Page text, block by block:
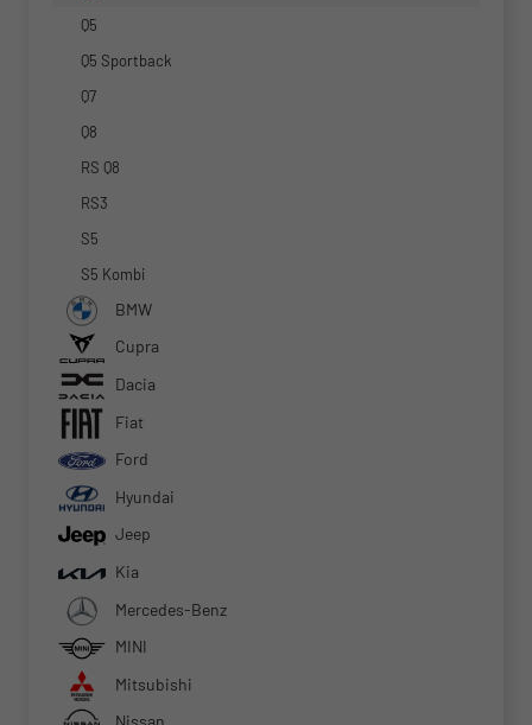
Q5
Q5 Sportback
Q7
Q8
RS Q8
RS3
S5
S5 Kombi
BMW
Cupra
Dacia
Fiat
Ford
Hyundai
Jeep
Kia
Mercedes-Benz
MINI
Mitsubishi